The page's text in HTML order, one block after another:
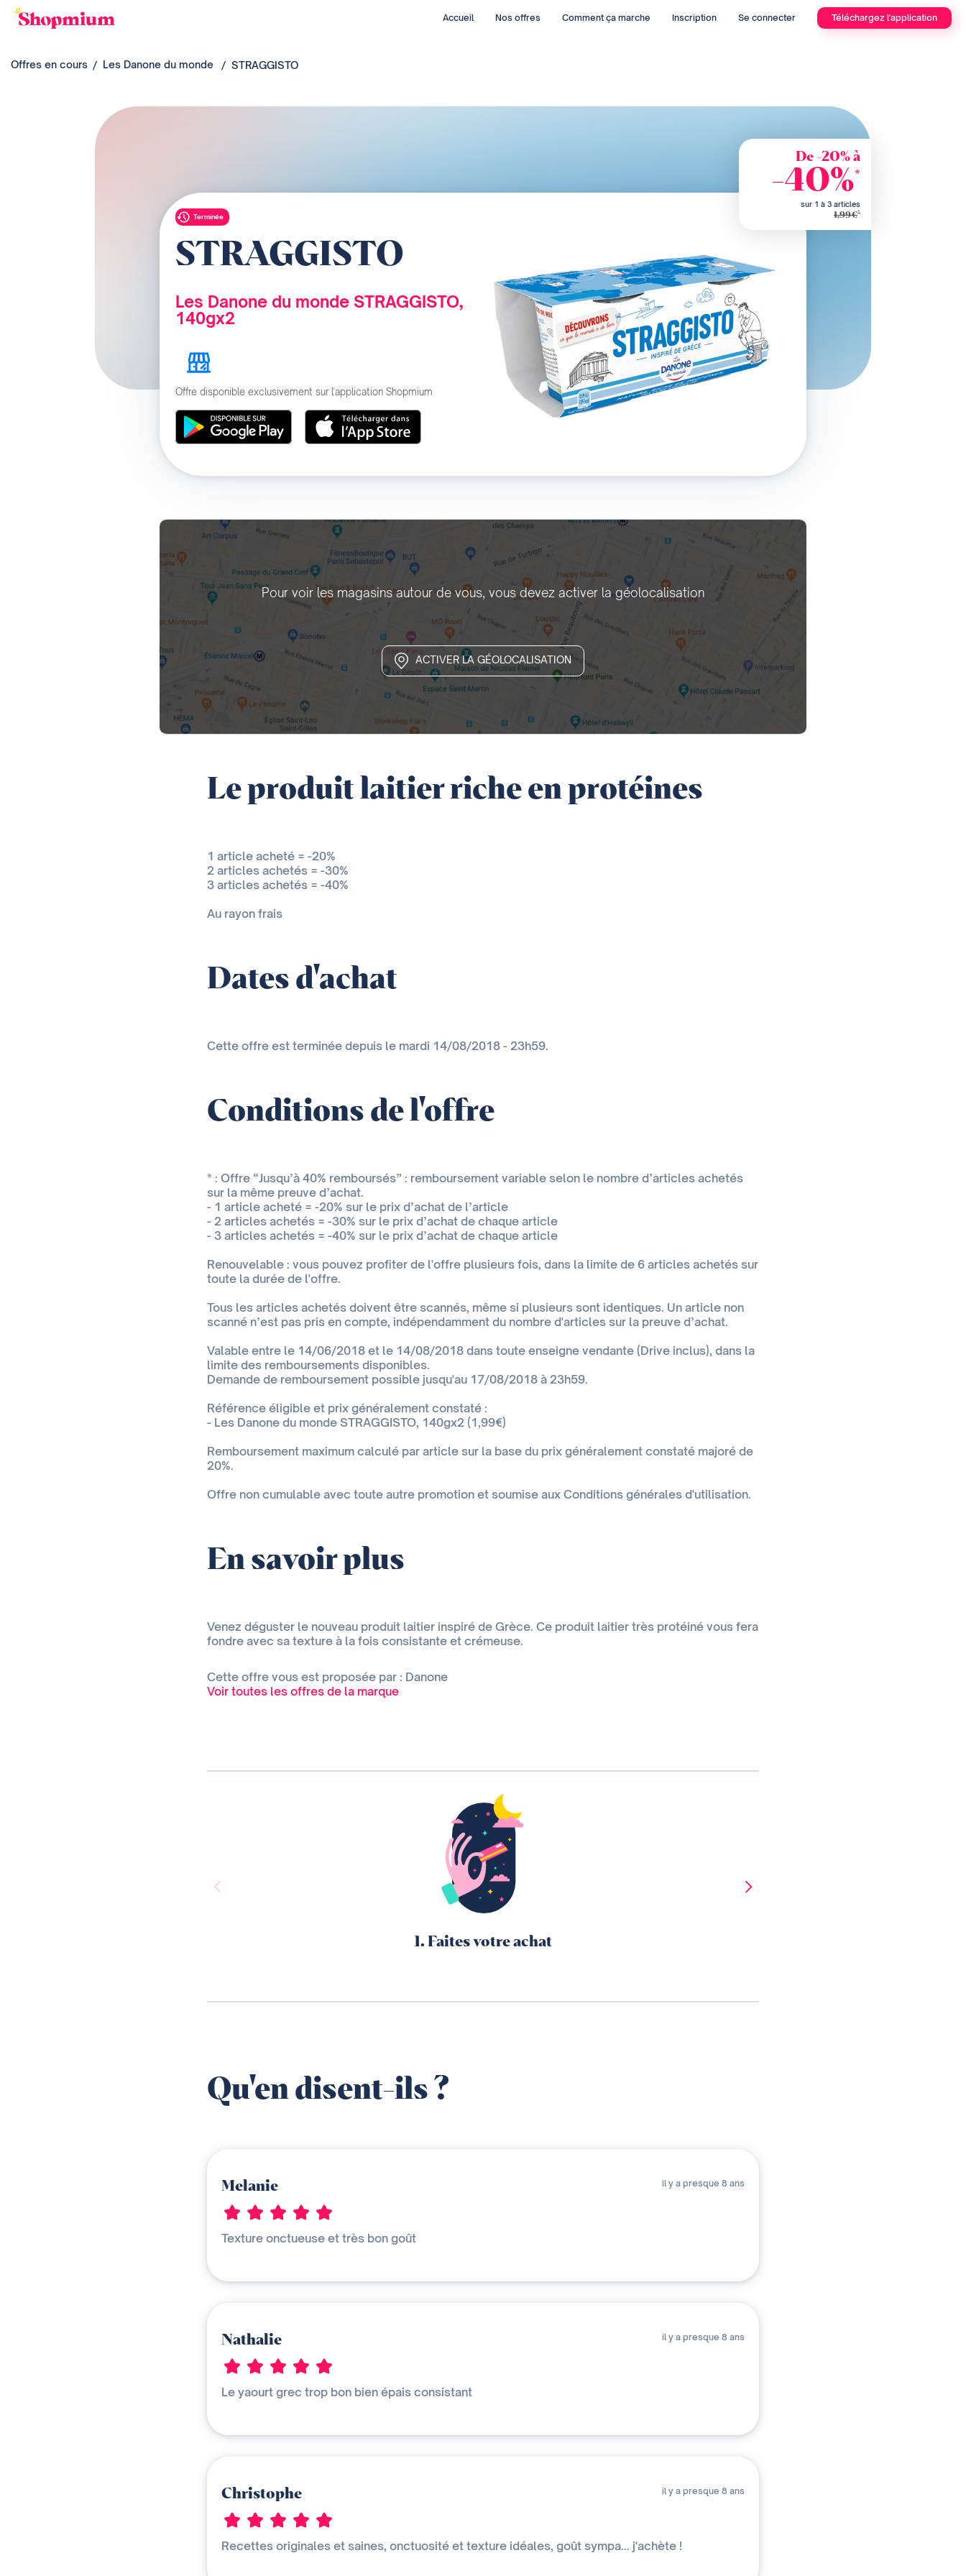
Accueil Nos offres Comment ça marche Inscription Se connecter Téléchargez l'application
Offres en cours Les Danone du monde STRAGGISTO
Terminée
STRAGGISTO
Les Danone du monde STRAGGISTO,
140gx2
Offre disponible exclusivement sur l'application Shopmium
De -20% à
-40%*
sur 1 à 3 articles
1,99€*
Pour voir les magasins autour de vous, vous devez activer la géolocalisation
ACTIVER LA GÉOLOCALISATION
Le produit laitier riche en protéines
1 article acheté = -20%
2 articles achetés = -30%
3 articles achetés = -40%
Au rayon frais
Dates d'achat
Cette offre est terminée depuis le mardi 14/08/2018 - 23h59.
Conditions de l'offre
* : Offre “Jusqu’à 40% remboursés” : remboursement variable selon le nombre d’articles achetés
sur la même preuve d’achat.
- 1 article acheté = -20% sur le prix d’achat de l’article
- 2 articles achetés = -30% sur le prix d’achat de chaque article
- 3 articles achetés = -40% sur le prix d’achat de chaque article
Renouvelable : vous pouvez profiter de l'offre plusieurs fois, dans la limite de 6 articles achetés sur
toute la durée de l'offre.
Tous les articles achetés doivent être scannés, même si plusieurs sont identiques. Un article non
scanné n’est pas pris en compte, indépendamment du nombre d'articles sur la preuve d’achat.
Valable entre le 14/06/2018 et le 14/08/2018 dans toute enseigne vendante (Drive inclus), dans la
limite des remboursements disponibles.
Demande de remboursement possible jusqu'au 17/08/2018 à 23h59.
Référence éligible et prix généralement constaté :
- Les Danone du monde STRAGGISTO, 140gx2 (1,99€)
Remboursement maximum calculé par article sur la base du prix généralement constaté majoré de
20%.
Offre non cumulable avec toute autre promotion et soumise aux Conditions générales d'utilisation.
En savoir plus
Venez déguster le nouveau produit laitier inspiré de Grèce. Ce produit laitier très protéiné vous fera
fondre avec sa texture à la fois consistante et crémeuse.
Cette offre vous est proposée par : Danone
Voir toutes les offres de la marque
1. Faites votre achat
Qu'en disent-ils ?
Melanie il y a presque 8 ans
Texture onctueuse et très bon goût
Nathalie il y a presque 8 ans
Le yaourt grec trop bon bien épais consistant
Christophe il y a presque 8 ans
Recettes originales et saines, onctuosité et texture idéales, goût sympa... j'achète !